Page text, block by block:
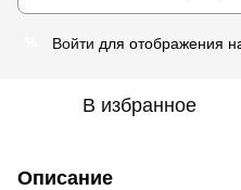
Войти для отображения
В избранное
Описание